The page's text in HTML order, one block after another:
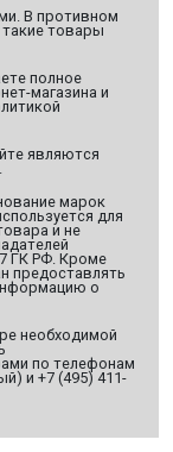
В противном
такие товары
полное
магазина и
являются
марок
для
и не
ГК РФ. Кроме
предоставлять
о
необходимой
по телефонам
и +7 (495) 411-